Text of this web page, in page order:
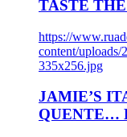
TASTE
https://
content/
335x256.jpg
JAMIE’S
QUENTE…